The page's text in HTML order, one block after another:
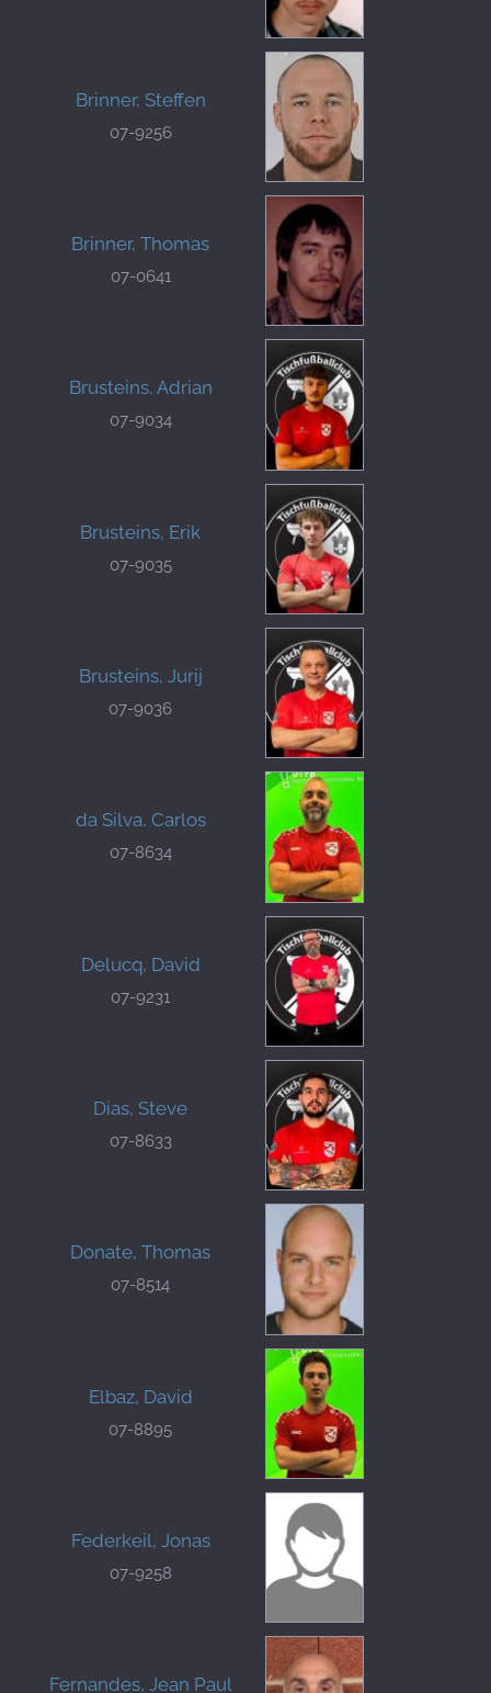
Brinner, Steffen
07-9256
Brinner, Thomas
07-0641
Brusteins, Adrian
07-9034
Brusteins, Erik
07-9035
Brusteins, Jurij
07-9036
da Silva, Carlos
07-8634
Delucq, David
07-9231
Dias, Steve
07-8633
Donate, Thomas
07-8514
Elbaz, David
07-8895
Federkeil, Jonas
07-9258
Fernandes, Jean Paul